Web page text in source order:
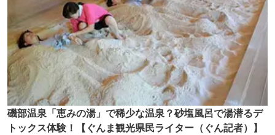
磯部温泉「恵みの湯」で稀少な温泉？砂塩風呂で湯潜るデ
トックス体験！【ぐんま観光県民ライター（ぐん記者）】